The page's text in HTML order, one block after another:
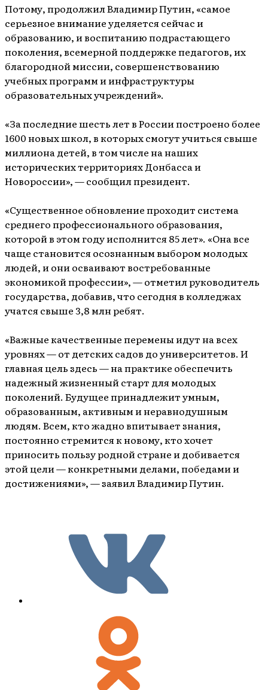
Потому, продолжил Владимир Путин, «самое
серьезное внимание уделяется сейчас и
образованию, и воспитанию подрастающего
поколения, всемерной поддержке педагогов, их
благородной миссии, совершенствованию
учебных программ и инфраструктуры
образовательных учреждений».
«За последние шесть лет в России построено более
1600 новых школ, в которых смогут учиться свыше
миллиона детей, в том числе на наших
исторических территориях Донбасса и
Новороссии», — сообщил президент.
«Существенное обновление проходит система
среднего профессионального образования,
которой в этом году исполнится 85 лет». «Она все
чаще становится осознанным выбором молодых
людей, и они осваивают востребованные
экономикой профессии», — отметил руководитель
государства, добавив, что сегодня в колледжах
учатся свыше 3,8 млн ребят.
«Важные качественные перемены идут на всех
уровнях — от детских садов до университетов. И
главная цель здесь — на практике обеспечить
надежный жизненный старт для молодых
поколений. Будущее принадлежит умным,
образованным, активным и неравнодушным
людям. Всем, кто жадно впитывает знания,
постоянно стремится к новому, кто хочет
приносить пользу родной стране и добивается
этой цели — конкретными делами, победами и
достижениями», — заявил Владимир Путин.